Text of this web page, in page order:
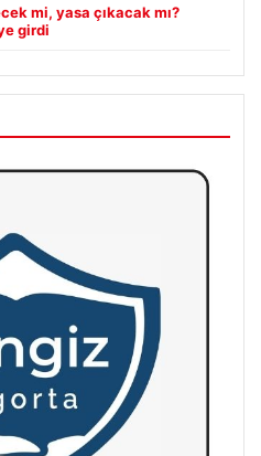
mi, yasa çıkacak mı?
girdi